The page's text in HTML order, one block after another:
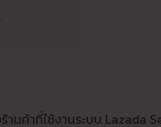
นค้าที่ใช้งานระบบ Lazada